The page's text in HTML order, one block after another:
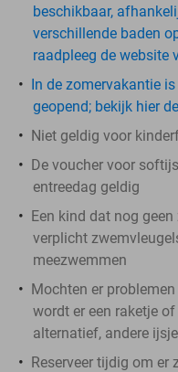
beschikbaar,
verschillende baden
raadpleeg de website
In de zomervakantie
geopend; bekijk hier
Niet geldig voor
De voucher voor
entreedag geldig
Een kind dat nog
verplicht
meezwemmen
Mochten er
wordt er een raketje
alternatief, andere
Reserveer tijdig om er